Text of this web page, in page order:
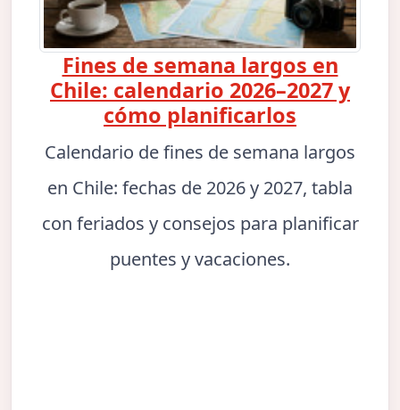
Fines de semana largos en
Chile: calendario 2026–2027 y
cómo planificarlos
Calendario de fines de semana largos
en Chile: fechas de 2026 y 2027, tabla
con feriados y consejos para planificar
puentes y vacaciones.